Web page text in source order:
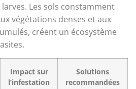
Les sols constamment
végétations denses et aux
créent un écosystème
Impact sur
l’infestation
Solutions
recommandées